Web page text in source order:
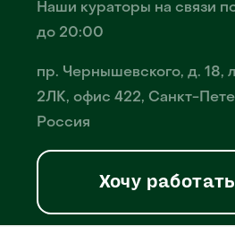
Наши кураторы на связи
до 20:00
пр. Чернышевского, д. 18,
2ЛК, офис 422, Санкт-
Россия
Хочу